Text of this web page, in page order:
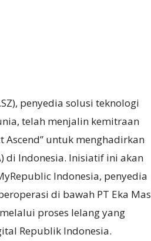
penyedia solusi teknologi
telah menjalin kemitraan
Ascend” untuk menghadirkan
di Indonesia. Inisiatif ini akan
Indonesia, penyedia
di bawah PT Eka Mas
proses lelang yang
Republik Indonesia.